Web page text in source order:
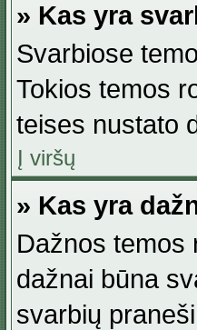
» Kas yra
Svarbiose
Tokios temos
teises nustato
Į viršų
» Kas yra
Dažnos temos
dažnai būna
svarbių